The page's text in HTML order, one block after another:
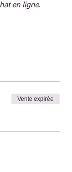
en ligne.
Vente expirée